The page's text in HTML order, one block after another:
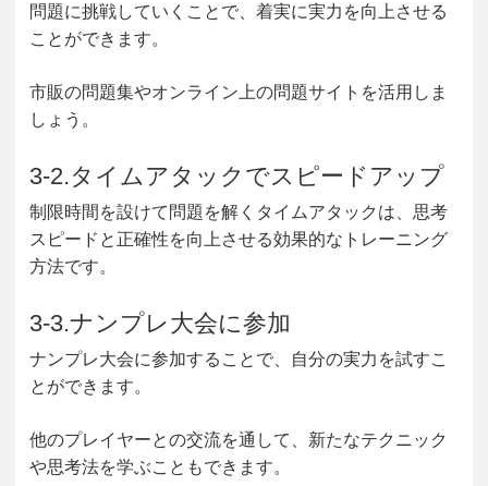
問題に挑戦していくことで、着実に実力を向上させる
ことができます。
市販の問題集やオンライン上の問題サイトを活用しま
しょう。
3-2.タイムアタックでスピードアップ
制限時間を設けて問題を解くタイムアタックは、思考
スピードと正確性を向上させる効果的なトレーニング
方法です。
3-3.ナンプレ大会に参加
ナンプレ大会に参加することで、自分の実力を試すこ
とができます。
他のプレイヤーとの交流を通して、新たなテクニック
や思考法を学ぶこともできます。